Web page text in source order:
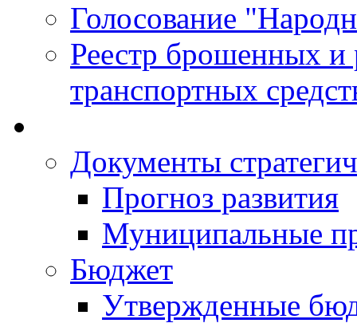
Голосование
Реестр брошенных и
транспортных
Документы
Прогноз развития
Муниципальные
Бюджет
Утвержденные